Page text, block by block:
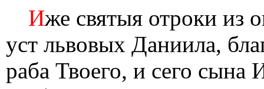
Иже святыя отроки из
уст львовых Даниила,
раба Твоего, и сего сына